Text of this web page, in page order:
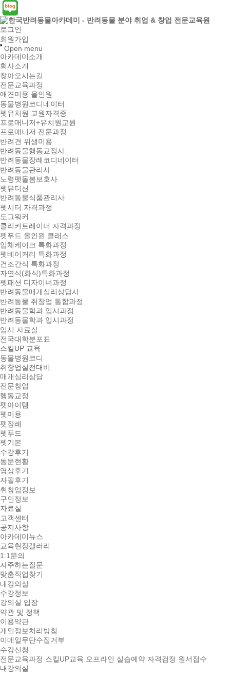
로그인
회원가입
Open menu
아카데미소개
회사소개
찾아오시는길
전문교육과정
애견미용 올인원
동물병원코디네이터
펫유치원 교원자격증
프로매니저+유치원교원
프로매니저 전문과정
반려견 위생미용
반려동물행동교정사
반려동물장례코디네이터
반려동물관리사
노령펫돌봄보호사
펫뷰티션
반려동물식품관리사
펫시터 자격과정
도그워커
클리커트레이너 자격과정
펫푸드 올인원 클래스
입체케이크 특화과정
펫베이커리 특화과정
건조간식 특화과정
자연식(화식)특화과정
펫패션 디자이너과정
반려동물매개심리상담사
반려동물 취창업 통합과정
반려동물학과 입시과정
반려동물학과 입시과정
입시 자료실
전국대학분포표
스킬UP 교육
동물병원코디
취창업실전대비
매개심리상담
전문창업
행동교정
펫아이템
펫미용
펫장례
펫푸드
펫기본
수강후기
동문현황
영상후기
자필후기
취창업정보
구인정보
자료실
고객센터
공지사항
아카데미뉴스
교육현장갤러리
1:1문의
자주하는질문
맞춤직업찾기
내강의실
수강정보
강의실 입장
약관 및 정책
이용약관
개인정보처리방침
이메일무단수집거부
수강신청
전문교육과정 스킬UP교육 오프라인 실습예약 자격검정 원서접수
내강의실